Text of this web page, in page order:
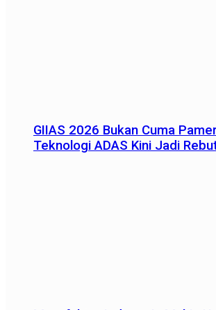
GIIAS 2026 Bukan Cuma
Teknologi ADAS Kini Jadi